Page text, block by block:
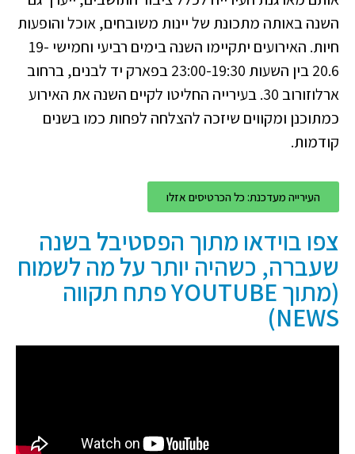
השנה באותה מתכונת של יינות משובחים, אוכל והופעות
חיות. האירועים יתקיימו השנה בימים רביעי וחמישי 19-
20.6 בין השעות 23:00-19:30 בפארק יד לבנים, ברחוב
ארלוזורוב 30. בעירייה החליטו לקיים השנה את האירוע
כמתוכנן ומקווים שיזכה להצלחה לפחות כמו בשנים
קודמות.
העירייה מעדכנת: כל הכרטיסים אזלו
צפו בוידאו מתוך הפסטיבל בשנה
שעברה, כשהיה יותר על מה לשמוח
(מתוך YOUTUBE פתח תקווה
NEWS)